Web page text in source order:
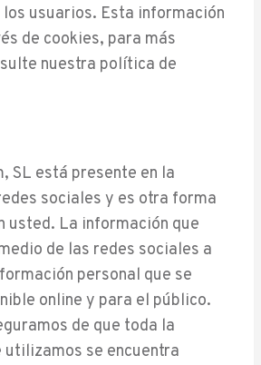
usuarios. Esta información
de cookies, para más
nuestra política de
SL está presente en la
sociales y es otra forma
usted. La información que
de las redes sociales a
personal que se
online y para el público.
de que toda la
utilizamos se encuentra